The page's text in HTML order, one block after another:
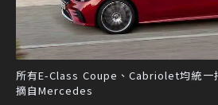
所有E-Class Coupe、Cabriolet均統一
摘自Mercedes